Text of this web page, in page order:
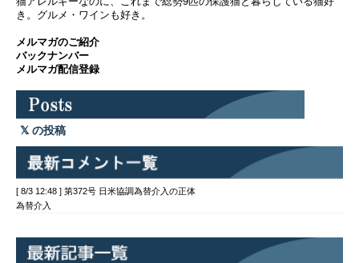
き。グルメ・ワインも好き。
メルマガのご紹介
バックナンバー
メルマガ配信登録
の投稿
[ 8/3 12:48 ] 第372号 日米協調為替介入の正体
為替介入